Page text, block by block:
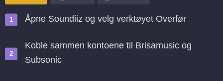
Åpne Soundiiz og velg verktøyet Overfør
Koble sammen kontoene til Brisamusic og
Subsonic